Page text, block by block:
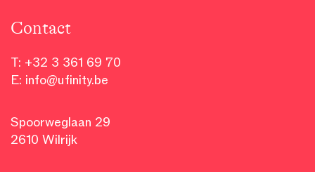
Contact
T: +32 3 361 69 70
E: info@ufinity.be
Spoorweglaan 29
2610 Wilrijk